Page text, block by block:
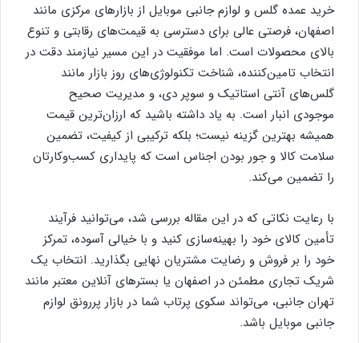
خرید عمده گلس و لوازم جانبی موبایل از بازارهای مرکزی مانند
اصفهان، فرصتی عالی برای دسترسی به قیمت‌های رقابتی و تنوع
بالای محصولات است. اما موفقیت در این مسیر نیازمند دقت در
انتخاب تامین‌کننده، شناخت تکنولوژی‌های روز بازار مانند
گلس‌های آنتی استاتیک و سوپر دی، و مدیریت صحیح
موجودی انبار است. به یاد داشته باشید که ارزان‌ترین قیمت
همیشه بهترین گزینه نیست؛ بلکه ترکیبی از کیفیت، تضمین
سلامت کالا و جور بودن اجناس است که پایداری کسب‌وکارتان
را تضمین می‌کند.
با رعایت نکاتی که در این مقاله بررسی شد، می‌توانید فرآیند
تأمین کالای خود را بهینه‌سازی کنید و با خیالی آسوده، تمرکز
خود را بر فروش و رضایت مشتریان نهایی بگذارید. انتخاب یک
شریک تجاری مطمئن در اصفهان یا بسترهای آنلاین معتبر مانند
تهران جانبی، می‌تواند سکوی پرتاب شما در بازار پررونق لوازم
جانبی موبایل باشد.